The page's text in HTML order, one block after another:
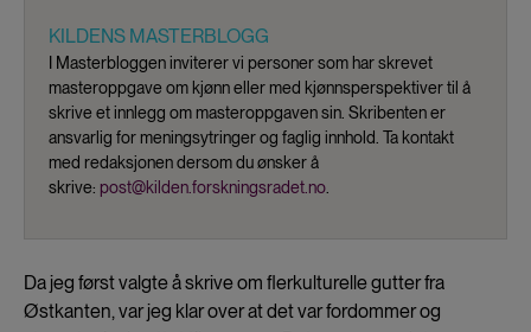
KILDENS MASTERBLOGG
I Masterbloggen inviterer vi personer som har skrevet
masteroppgave om kjønn eller med kjønnsperspektiver til å
skrive et innlegg om masteroppgaven sin. Skribenten er
ansvarlig for meningsytringer og faglig innhold. Ta kontakt
med redaksjonen dersom du ønsker å
skrive: post@kilden.forskningsradet.no
Da jeg først valgte å skrive om flerkulturelle gutter fra
Østkanten, var jeg klar over at det var fordommer og